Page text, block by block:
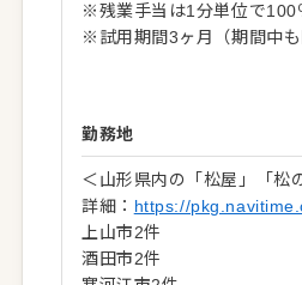
※残業手当は1分単位で100
※試用期間3ヶ月（期間中も
勤務地
＜山形県内の「松屋」「松
詳細： https://
上山市2件
酒田市2件